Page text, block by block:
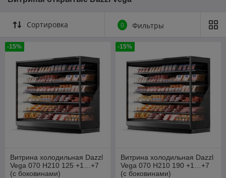
Сортировка 0 Фильтры
-15%
Витрина холодильная Dazzl
Vega 070 H210 125 +1…+7
(с боковинами)
-15%
Витрина холодильная Dazzl
Vega 070 H210 190 +1…+7
(с боковинами)